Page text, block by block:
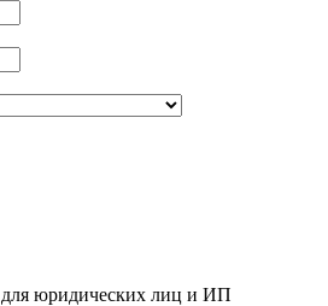
для юридических лиц и ИП